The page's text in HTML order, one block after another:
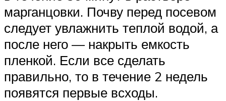
марганцовки. Почву перед посевом
следует увлажнить теплой водой, а
после него — накрыть емкость
пленкой. Если все сделать
правильно, то в течение 2 недель
появятся первые всходы.